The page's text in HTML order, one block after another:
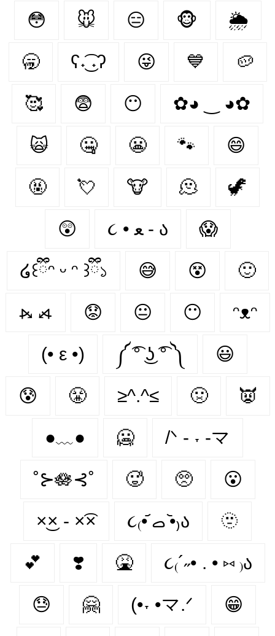
😳 🐭 😑 🐵 🌦
🥱 ʕ˖͜͡ ˖ʔ 😜 💙 🥔
🥰 😨 😶‍ ✿◕ ‿ ◕✿
🙀 🤐 😬 🐾 😄
🤬 💘 🐮 🫠 🦖
😲 ૮ • ﻌ - ა⁩ 😱
໒꒰ྀིᵔ ᵕ ᵔ ꒱ྀི১ 😅 😵 🙂
⦮ ⦯ 😟 😐 😶 ᵔᴥᵔ
(• ε •) ༼ ͡° ͜ʖ ͡° ༽ 😃
😰 😤 ≥^.^≤ 🤢 👿
●﹏● 🥶 /ᐠ - ˕ -マ
˚⊱🪷⊰˚ 🥵 🥺 😮‍
×͜× - ×͡× ૮₍•᷄ ࡇ •᷅₎ა 🫥
💕 ❣️ 🤮 ૮₍´˶• . • ⑅ ₎ა
😓 🤗 (•˕ •マ.ᐟ 😁